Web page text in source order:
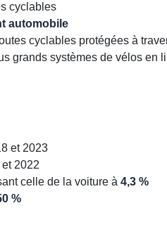
cyclables
automobile
cyclables protégées à
grands systèmes de vélos en
et 2023
2022
celle de la voiture à 4,3 %
%